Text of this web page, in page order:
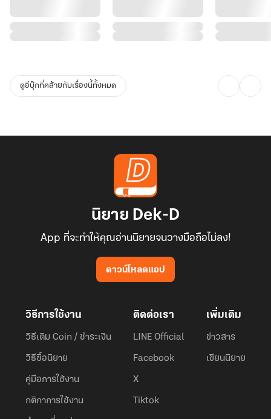
ดูอีบุ๊กที่คล้ายกับเรื่องนี้ทั้งหมด
นิยาย Dek-D
App ที่จะทำให้คุณอ่านนิยายจนวางมือถือไม่ลง!
ดาวน์โหลดแอป
วิธีการใช้งาน
วิธีเติม Coin / ชำระเงิน
วิธีซื้อนิยาย
คู่มือการใช้งาน
กติกาการใช้งาน
ติดต่อเรา
LINE Official
Facebook
X
Tiktok
เพิ่มเติม
ข่าวสาร
เขียนนิยาย